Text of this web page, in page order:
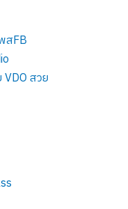
สFB
สวย